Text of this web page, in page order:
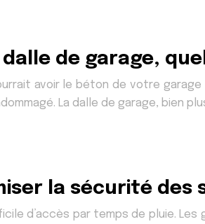
de garage,
avoir le béton de votre
La dalle de garage, bien
la sécurité
d’accès par temps de pluie.